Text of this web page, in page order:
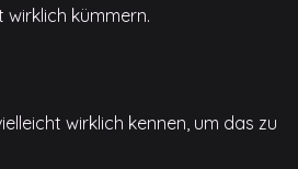
kümmern.
wirklich kennen, um das zu